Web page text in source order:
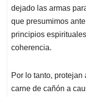
dejado las armas
que presumimos
principios
coherencia.
Por lo tanto,
carne de cañón a